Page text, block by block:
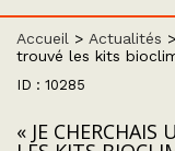
Accueil > Actualités >
trouvé les kits
ID : 10285
« JE CHERCHAIS